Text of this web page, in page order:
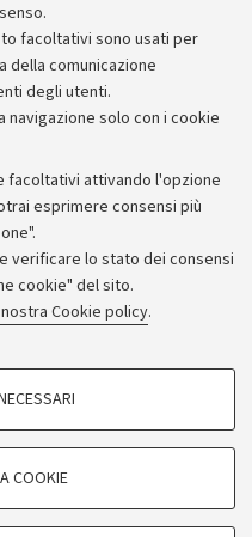
facoltativi sono usati per
della comunicazione
degli utenti.
navigazione solo con i cookie
facoltativi attivando l'opzione
esprimere consensi più
verificare lo stato dei consensi
cookie" del sito.
Cookie policy.
COOKIE
concorsi
trasparente
e accessibilità
legali
Cookie
- Università di